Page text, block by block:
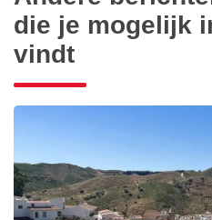
die je mogelijk
vindt